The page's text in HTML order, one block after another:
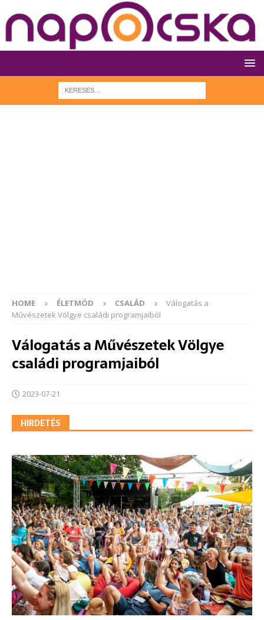
HOME ÉLETMÓD CSALÁD
Válogatás a
Művészetek Völgye családi programjaiból
Válogatás a Művészetek Völgye
családi programjaiból
2023-07-21
HIRDETÉS